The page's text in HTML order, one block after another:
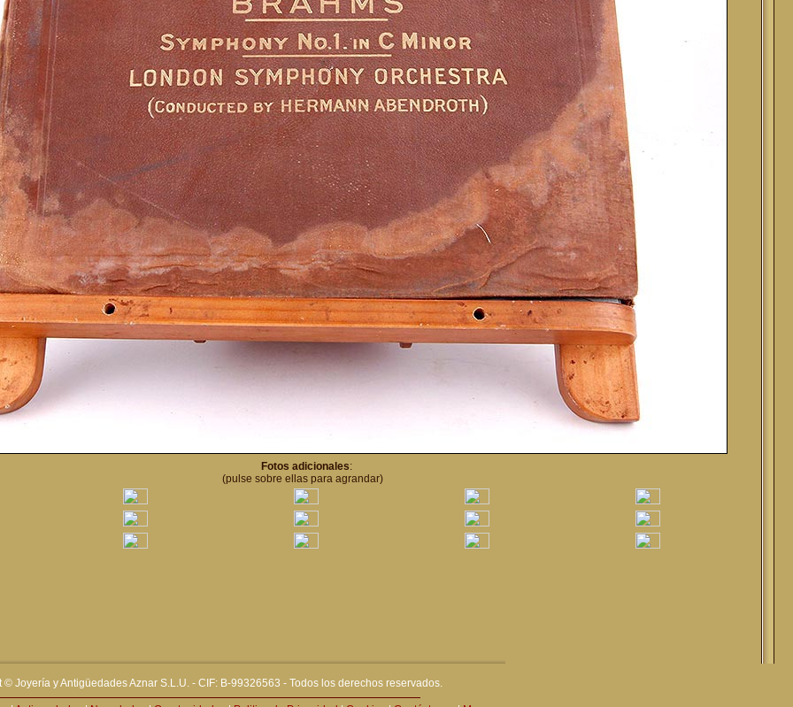
Fotos adicionales:
(pulse sobre ellas para agrandar)
© Joyería y Antigüedades Aznar S.L.U. - CIF: B-99326563 - Todos los derechos reservados.